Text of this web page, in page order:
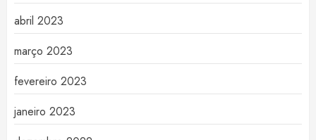
abril 2023
março 2023
fevereiro 2023
janeiro 2023